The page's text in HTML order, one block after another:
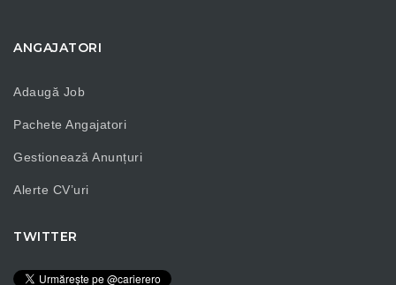
ANGAJATORI
Adaugă Job
Pachete Angajatori
Gestionează Anunțuri
Alerte CV’uri
TWITTER